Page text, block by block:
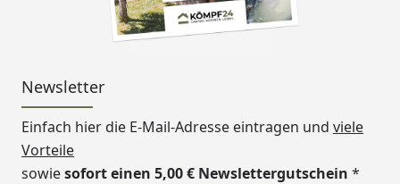
Newsletter
Einfach hier die E-Mail-Adresse eintragen und viele
Vorteile
sowiesofort einen 5,00 € Newslettergutschein *